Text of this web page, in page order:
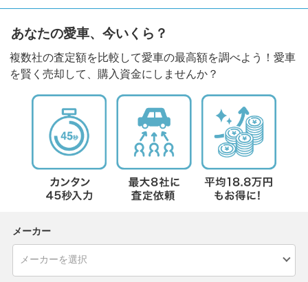
あなたの愛車、今いくら？
複数社の査定額を比較して愛車の最高額を調べよう！愛車
を賢く売却して、購入資金にしませんか？
メーカー